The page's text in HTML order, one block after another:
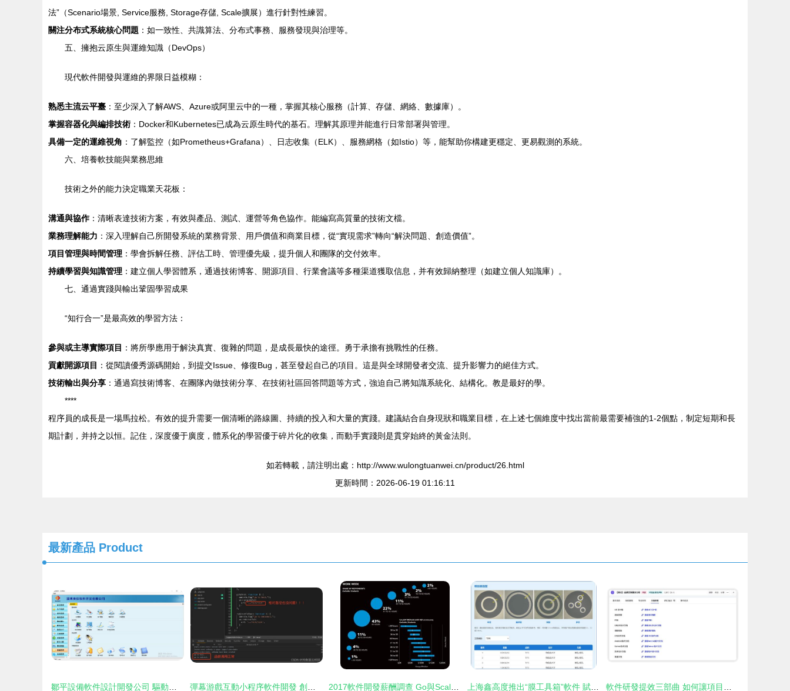
法”（Scenario場景, Service服務, Storage存儲, Scale擴展）進行針對性練習。
關注分布式系統核心問題 ：如一致性、共識算法、分布式事務、服務發現與治理等。
五、擁抱云原生與運維知識（DevOps）
現代軟件開發與運維的界限日益模糊：
熟悉主流云平臺 ：至少深入了解AWS、Azure或阿里云中的一種，掌握其核心服務（計算、存儲、網絡、數據庫）。
掌握容器化與編排技術 ：Docker和Kubernetes已成為云原生時代的基石。理解其原理并能進行日常部署與管理。
具備一定的運維視角 ：了解監控（如Prometheus+Grafana）、日志收集（ELK）、服務網格（如Istio）等，能幫助你構建更穩定、更易觀測的系統。
六、培養軟技能與業務思維
技術之外的能力決定職業天花板：
溝通與協作：清晰表達技術方案，有效與產品、測試、運營等角色協作。能編寫高質量的技術文檔。
業務理解能力 ：深入理解自己所開發系統的業務背景、用戶價值和商業目標，從“實現需求”轉向“解決問題、創造價值”。
項目管理與時間管理 ：學會拆解任務、評估工時、管理優先級，提升個人和團隊的交付效率。
持續學習與知識管理 ：建立個人學習體系，通過技術博客、開源項目、行業會議等多種渠道獲取信息，并有效歸納整理（如建立個人知識庫）。
七、通過實踐與輸出鞏固學習成果
“知行合一”是最高效的學習方法：
參與或主導實際項目 ：將所學應用于解決真實、復雜的問題，是成長最快的途徑。勇于承擔有挑戰性的任務。
貢獻開源項目 ：從閱讀優秀源碼開始，到提交Issue、修復Bug，甚至發起自己的項目。這是與全球開發者交流、提升影響力的絕佳方式。
技術輸出與分享 ：通過寫技術博客、在團隊內做技術分享、在技術社區回答問題等方式，強迫自己將知識系統化、結構化。教是最好的學。
****
程序員的成長是一場馬拉松。有效的提升需要一個清晰的路線圖、持續的投入和大量的實踐。建議結合自身現狀和職業目標，在上述七個維度中找出當前最需要補強的1-2個點，制定短期和長
期計劃，并持之以恒。記住，深度優于廣度，體系化的學習優于碎片化的收集，而動手實踐則是貫穿始終的黃金法則。
如若轉載，請注明出處：http://www.wulongtuanwei.cn/product/26.html
更新時間：2026-06-19 01:16:11
最新產品 Product